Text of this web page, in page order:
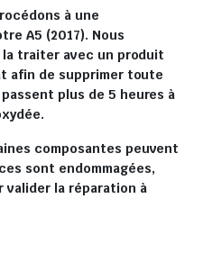
à une
A5 (2017). Nous
traiter avec un produit
afin de supprimer toute
plus de 5 heures à
composantes peuvent
sont endommagées,
la réparation à